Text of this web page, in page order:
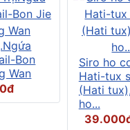
Bon
Wan
Siro ho
Hati-tux
(Hati
ho...